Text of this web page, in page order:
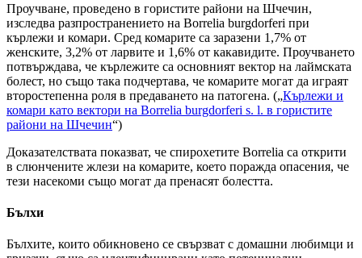
Проучване, проведено в гористите райони на Шчечин,
изследва разпространението на Borrelia burgdorferi при
кърлежи и комари. Сред комарите са заразени 1,7% от
женските, 3,2% от ларвите и 1,6% от какавидите. Проучването
потвърждава, че кърлежите са основният вектор на лаймската
болест, но също така подчертава, че комарите могат да играят
второстепенна роля в предаването на патогена. („Кърлежи и
комари като вектори на Borrelia burgdorferi s. l. в гористите
райони на Шчечин“)
Доказателствата показват, че спирохетите Borrelia са открити
в слюнчените жлези на комарите, което поражда опасения, че
тези насекоми също могат да пренасят болестта.
Бълхи
Бълхите, които обикновено се свързват с домашни любимци и